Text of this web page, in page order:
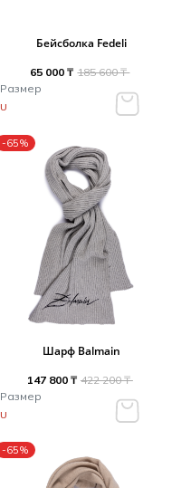
Бейсболка Fedeli
65 000 ₸ 185 600 ₸
Размер
U
-65%
Шарф Balmain
147 800 ₸ 422 200 ₸
Размер
U
-65%